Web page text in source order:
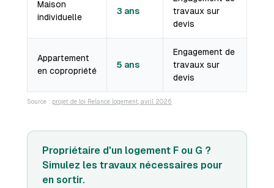
Maison
individuelle
3 ans
travaux sur
devis
Appartement
en copropriété
5 ans
Engagement de
travaux sur
devis
Source : projet de loi Relance logement, avril 2026
Propriétaire d'un logement F ou G ?
Simulez les travaux nécessaires pour
en sortir.